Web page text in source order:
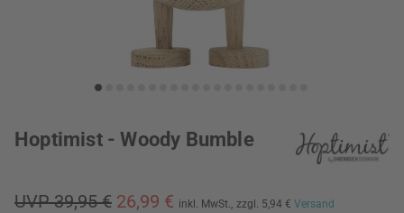
Hoptimist - Woody Bumble
UVP 39,95 € 26,99 € inkl. MwSt., zzgl. 5,94 € Versand